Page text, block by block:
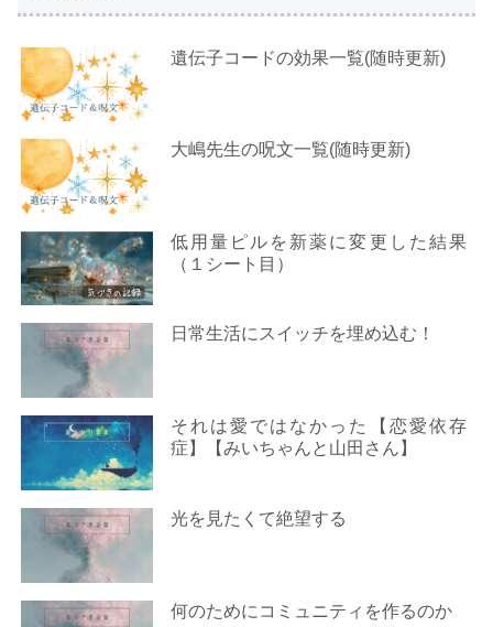
遺伝子コードの効果一覧(随時更新)
大嶋先生の呪文一覧(随時更新)
低用量ピルを新薬に変更した結果
（１シート目）
日常生活にスイッチを埋め込む！
それは愛ではなかった【恋愛依存
症】【みいちゃんと山田さん】
光を見たくて絶望する
何のためにコミュニティを作るのか